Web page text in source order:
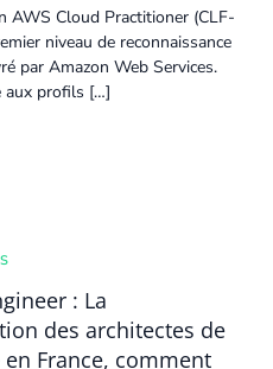
AWS Cloud Practitioner (CLF-
niveau de reconnaissance
par Amazon Web Services.
aux profils […]
: La
des architectes de
France, comment